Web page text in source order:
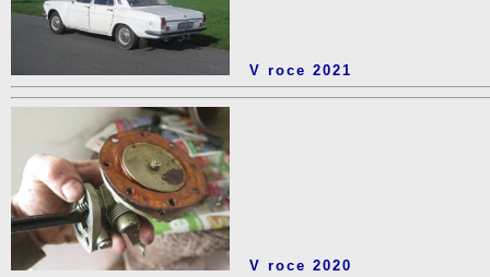
V roce 2021
V roce 2020